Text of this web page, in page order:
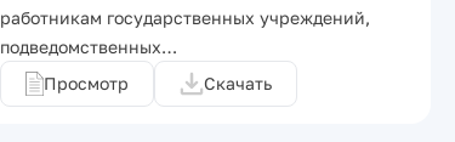
работникам государственных учреждений,
подведомственных…
Просмотр
Скачать